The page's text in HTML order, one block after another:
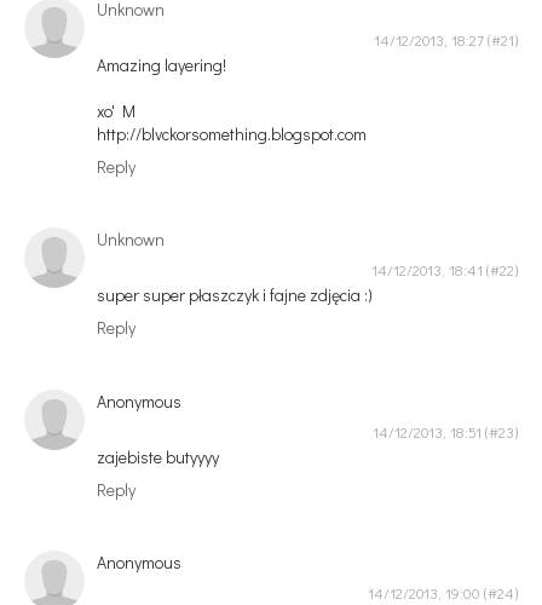
Unknown
14/12/2013, 18:27
Amazing layering!
xo' M
http://blvckorsomething.blogspot.com
Reply
Unknown
14/12/2013, 18:41
super super płaszczyk i fajne zdjęcia :)
Reply
Anonymous
14/12/2013, 18:51
zajebiste butyyyy
Reply
Anonymous
14/12/2013, 19:00